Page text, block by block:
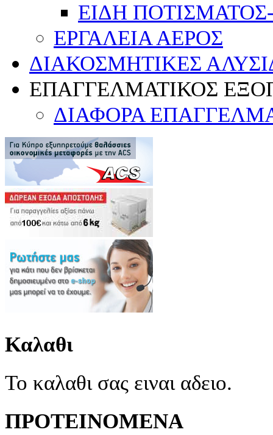
ΕΙΔΗ
ΕΡΓΑΛΕΙΑ ΑΕΡΟΣ
ΔΙΑΚΟΣΜΗΤΙΚΕΣ
ΕΠΑΓΓΕΛΜΑΤΙΚΟΣ
ΔΙΑΦΟΡΑ
Καλαθι
Το καλαθι σας ειναι αδειο.
ΠΡΟΤΕΙΝΟΜΕΝΑ